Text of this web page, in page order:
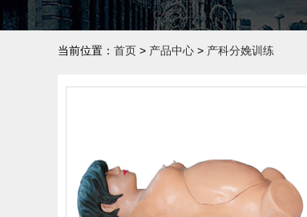
当前位置： 首页 > 产品中心 > 产科分娩训练